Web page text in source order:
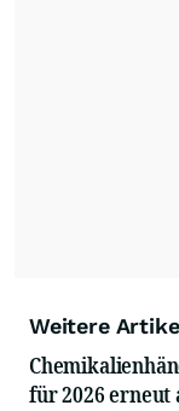
Weitere
für 2026 erneut